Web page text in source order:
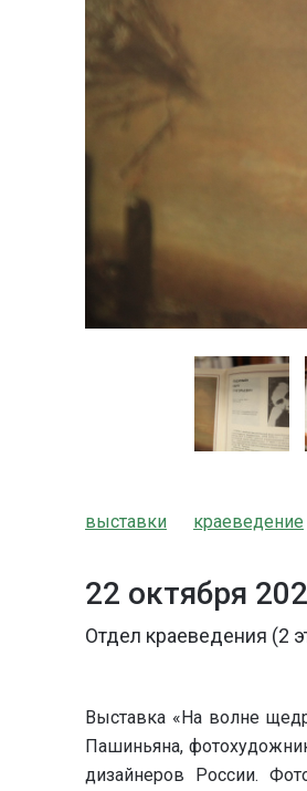
выставки краеведение
22 октября
Отдел краеведения (2
Выставка «На волне
Пашиньяна,
дизайнеров России.